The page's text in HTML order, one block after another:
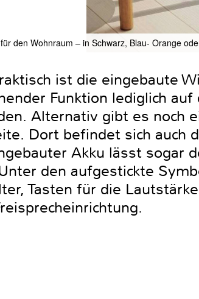
den Wohnraum – in Schwarz, Blau- Orange
ist die eingebaute
Funktion lediglich
Alternativ gibt es noch
Dort befindet sich auch
Akku lässt sogar
den aufgestickte
Tasten für die